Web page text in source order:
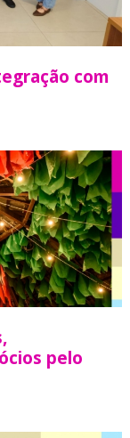
com
pelo